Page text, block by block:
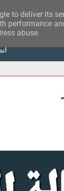
to deliver its
performance
abuse.